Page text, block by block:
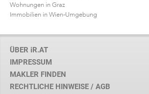
Wohnungen in Graz
Immobilien in Wien-Umgebung
ÜBER iR.AT
IMPRESSUM
MAKLER FINDEN
RECHTLICHE HINWEISE / AGB